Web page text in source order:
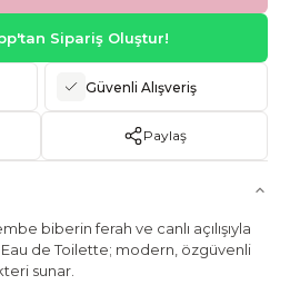
Sipariş Oluştur!
Güvenli Alışveriş
Paylaş
biberin ferah ve canlı açılışıyla
de Toilette; modern, özgüvenli
sunar.